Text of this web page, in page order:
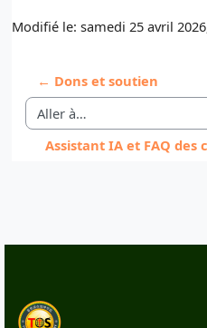
Modifié le: samedi 25 avril
← Dons et soutien
Aller à…
Assistant IA et FAQ